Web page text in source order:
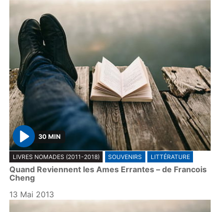
P
l
a
y
30 MIN
LIVRES NOMADES (2011-2018) SOUVENIRS LITTÉRATURE
Quand Reviennent les Ames Errantes – de Francois
Cheng
13 Mai 2013